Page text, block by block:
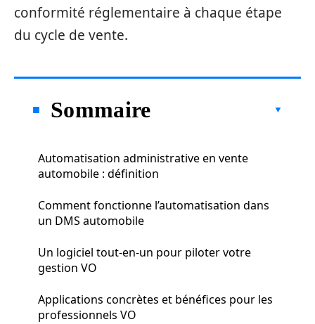
conformité réglementaire à chaque étape
du cycle de vente.
Sommaire
Automatisation administrative en vente
automobile : définition
Comment fonctionne l’automatisation dans
un DMS automobile
Un logiciel tout-en-un pour piloter votre
gestion VO
Applications concrètes et bénéfices pour les
professionnels VO